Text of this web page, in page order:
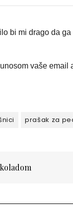
bi mi drago da
vaše email
prašak za